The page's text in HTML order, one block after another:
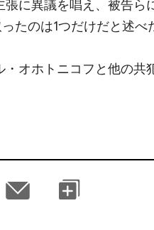
に異議を唱え、被告
たのは1つだけだと述べ
オホトニコフと他の共